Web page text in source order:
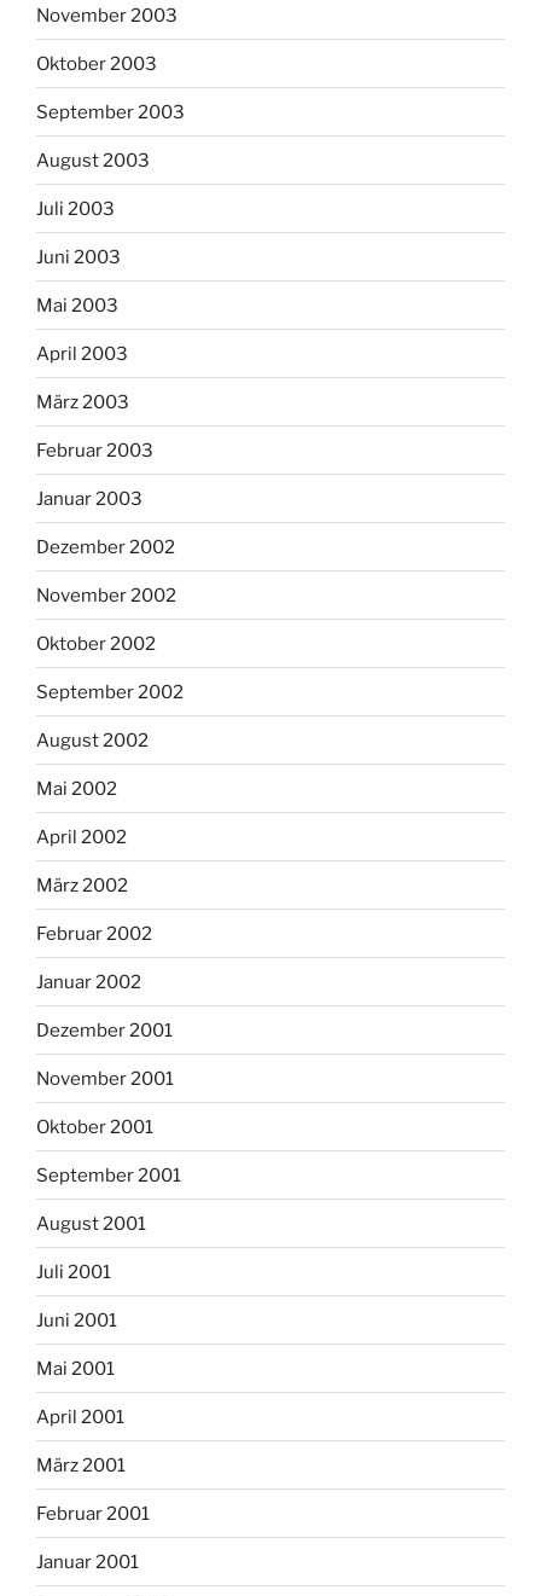
November 2003
Oktober 2003
September 2003
August 2003
Juli 2003
Juni 2003
Mai 2003
April 2003
März 2003
Februar 2003
Januar 2003
Dezember 2002
November 2002
Oktober 2002
September 2002
August 2002
Mai 2002
April 2002
März 2002
Februar 2002
Januar 2002
Dezember 2001
November 2001
Oktober 2001
September 2001
August 2001
Juli 2001
Juni 2001
Mai 2001
April 2001
März 2001
Februar 2001
Januar 2001